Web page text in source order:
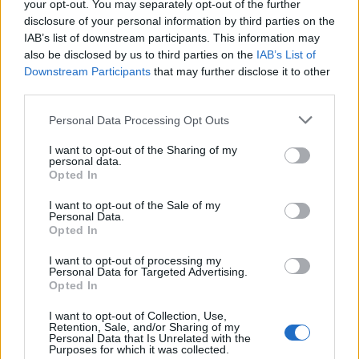
your opt-out. You may separately opt-out of the further
disclosure of your personal information by third parties on the
IAB’s list of downstream participants. This information may
also be disclosed by us to third parties on the IAB’s List of
Downstream Participants that may further disclose it to other
Personal Data Processing Opt Outs
I want to opt-out of the Sharing of my
personal data.
Opted In
I want to opt-out of the Sale of my
Personal Data.
Opted In
I want to opt-out of processing my
Personal Data for Targeted Advertising.
Opted In
I want to opt-out of Collection, Use,
Retention, Sale, and/or Sharing of my
Personal Data that Is Unrelated with the
Purposes for which it was collected.
Zapomněli jste heslo?Změňte si je.
Břetislav Machaček 12.12.2020 16:42
je starostí co s tím.
Kdysi jsem to navezl do skleníku, rok mi tam rostly ještě
a půda byla jedna báseň. Vidím, že "odpadem" už je asi
vše a vše je
problém, který musí řešit výzkumníci a likvidovat
Odpovědět
13.12.2020 11:09 Reaguje na Břetislav Machaček
HiiHiiHi, je to přesně tak. Hodí se na to nálepka odpad a
šup s tím do nějakého šuplíku zákona o odpadech. A